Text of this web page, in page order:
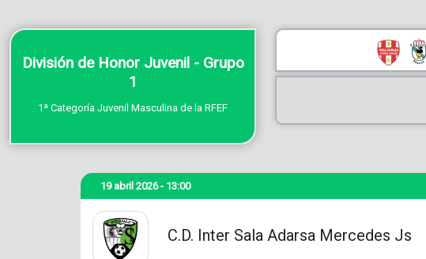
División de Honor Juvenil - Grupo
1
1ª Categoría Juvenil Masculina de la RFEF
19 abril 2026 - 13:00
C.D. Inter Sala Adarsa Mercedes Js